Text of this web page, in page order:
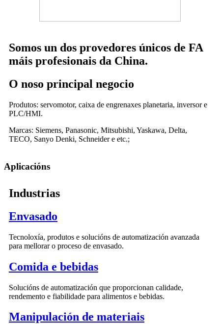
Somos un dos provedores únicos de FA
máis profesionais da China.
O noso principal negocio
Produtos: servomotor, caixa de engrenaxes planetaria, inversor e
PLC/HMI.
Marcas: Siemens, Panasonic, Mitsubishi, Yaskawa, Delta,
TECO, Sanyo Denki, Schneider e etc.;
Aplicacións
Industrias
Envasado
Tecnoloxía, produtos e solucións de automatización avanzada
para mellorar o proceso de envasado.
Comida e bebidas
Solucións de automatización que proporcionan calidade,
rendemento e fiabilidade para alimentos e bebidas.
Manipulación de materiais